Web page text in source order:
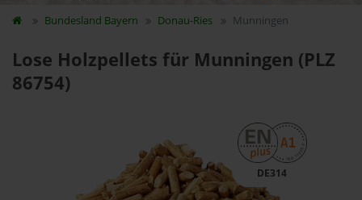
Bundesland Bayern Donau-Ries Munningen
Lose Holzpellets für Munningen (PLZ
86754)
DE314